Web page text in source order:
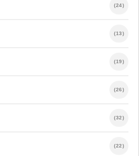
(24)
(13)
(19)
(26)
(32)
(22)